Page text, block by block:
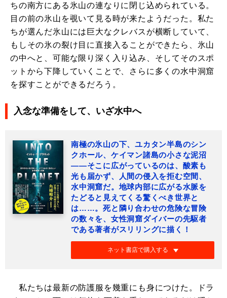
ちの南方にある氷山の連なりに閉じ込められている。
目の前の氷山を覗いて見る時が来たようだった。私た
ちが選んだ氷山には巨大なクレバスが横断していて、
もしその氷の裂け目に直接入ることができたら、氷山
の中へと、可能な限り深く入り込み、そしてそのスポ
ットから下降していくことで、さらに多くの水中洞窟
を探すことができるだろう。
入念な準備をして、いざ水中へ
南極の氷山の下、ユカタン半島のシン
クホール、ケイマン諸島の小さな泥沼
――そこに広がっているのは、酸素も
光も届かず、人間の侵入を拒む空間、
水中洞窟だ。地球内部に広がる水脈を
たどると見えてくる驚くべき世界と
は……。死と隣り合わせの危険な冒険
の数々を、女性洞窟ダイバーの先駆者
である著者がスリリングに描く！
ネット書店で購入する
私たちは最新の防護服を幾重にも身につけた。ドラ